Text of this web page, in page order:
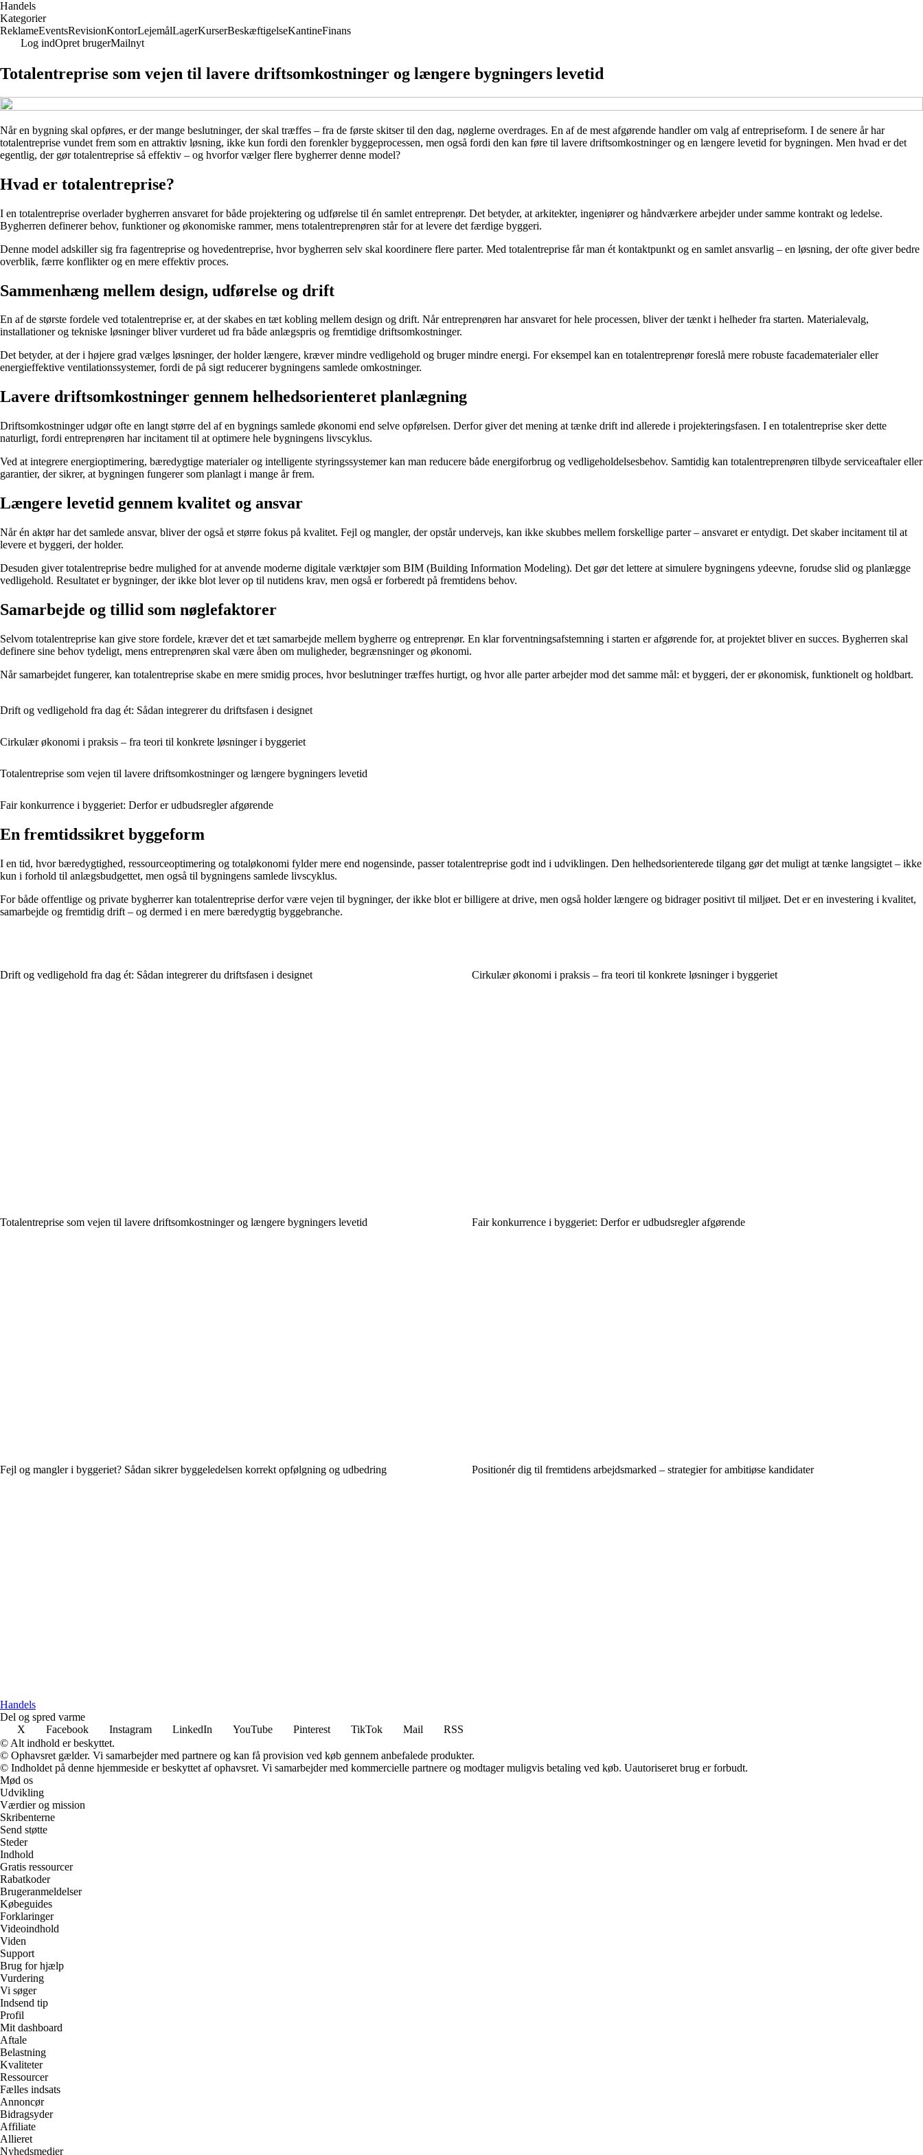
Handels
Kategorier
ReklameEventsRevisionKontorLejemålLagerKurserBeskæftigelseKantineFinans
Log indOpret brugerMailnyt
Totalentreprise som vejen til lavere driftsomkostninger og længere bygningers levetid
Når en bygning skal opføres, er der mange beslutninger, der skal træffes – fra de første skitser til den dag, nøglerne overdrages. En af de mest afgørende handler om valg af entrepriseform. I de senere år har
totalentreprise vundet frem som en attraktiv løsning, ikke kun fordi den forenkler byggeprocessen, men også fordi den kan føre til lavere driftsomkostninger og en længere levetid for bygningen. Men hvad er det
egentlig, der gør totalentreprise så effektiv – og hvorfor vælger flere bygherrer denne model?
Hvad er totalentreprise?
I en totalentreprise overlader bygherren ansvaret for både projektering og udførelse til én samlet entreprenør. Det betyder, at arkitekter, ingeniører og håndværkere arbejder under samme kontrakt og ledelse.
Bygherren definerer behov, funktioner og økonomiske rammer, mens totalentreprenøren står for at levere det færdige byggeri.
Denne model adskiller sig fra fagentreprise og hovedentreprise, hvor bygherren selv skal koordinere flere parter. Med totalentreprise får man ét kontaktpunkt og en samlet ansvarlig – en løsning, der ofte giver bedre
overblik, færre konflikter og en mere effektiv proces.
Sammenhæng mellem design, udførelse og drift
En af de største fordele ved totalentreprise er, at der skabes en tæt kobling mellem design og drift. Når entreprenøren har ansvaret for hele processen, bliver der tænkt i helheder fra starten. Materialevalg,
installationer og tekniske løsninger bliver vurderet ud fra både anlægspris og fremtidige driftsomkostninger.
Det betyder, at der i højere grad vælges løsninger, der holder længere, kræver mindre vedligehold og bruger mindre energi. For eksempel kan en totalentreprenør foreslå mere robuste facadematerialer eller
energieffektive ventilationssystemer, fordi de på sigt reducerer bygningens samlede omkostninger.
Lavere driftsomkostninger gennem helhedsorienteret planlægning
Driftsomkostninger udgør ofte en langt større del af en bygnings samlede økonomi end selve opførelsen. Derfor giver det mening at tænke drift ind allerede i projekteringsfasen. I en totalentreprise sker dette
naturligt, fordi entreprenøren har incitament til at optimere hele bygningens livscyklus.
Ved at integrere energioptimering, bæredygtige materialer og intelligente styringssystemer kan man reducere både energiforbrug og vedligeholdelsesbehov. Samtidig kan totalentreprenøren tilbyde serviceaftaler eller
garantier, der sikrer, at bygningen fungerer som planlagt i mange år frem.
Længere levetid gennem kvalitet og ansvar
Når én aktør har det samlede ansvar, bliver der også et større fokus på kvalitet. Fejl og mangler, der opstår undervejs, kan ikke skubbes mellem forskellige parter – ansvaret er entydigt. Det skaber incitament til at
levere et byggeri, der holder.
Desuden giver totalentreprise bedre mulighed for at anvende moderne digitale værktøjer som BIM (Building Information Modeling). Det gør det lettere at simulere bygningens ydeevne, forudse slid og planlægge
vedligehold. Resultatet er bygninger, der ikke blot lever op til nutidens krav, men også er forberedt på fremtidens behov.
Samarbejde og tillid som nøglefaktorer
Selvom totalentreprise kan give store fordele, kræver det et tæt samarbejde mellem bygherre og entreprenør. En klar forventningsafstemning i starten er afgørende for, at projektet bliver en succes. Bygherren skal
definere sine behov tydeligt, mens entreprenøren skal være åben om muligheder, begrænsninger og økonomi.
Når samarbejdet fungerer, kan totalentreprise skabe en mere smidig proces, hvor beslutninger træffes hurtigt, og hvor alle parter arbejder mod det samme mål: et byggeri, der er økonomisk, funktionelt og holdbart.
Drift og vedligehold fra dag ét: Sådan integrerer du driftsfasen i designet
Cirkulær økonomi i praksis – fra teori til konkrete løsninger i byggeriet
Totalentreprise som vejen til lavere driftsomkostninger og længere bygningers levetid
Fair konkurrence i byggeriet: Derfor er udbudsregler afgørende
En fremtidssikret byggeform
I en tid, hvor bæredygtighed, ressourceoptimering og totaløkonomi fylder mere end nogensinde, passer totalentreprise godt ind i udviklingen. Den helhedsorienterede tilgang gør det muligt at tænke langsigtet – ikke
kun i forhold til anlægsbudgettet, men også til bygningens samlede livscyklus.
For både offentlige og private bygherrer kan totalentreprise derfor være vejen til bygninger, der ikke blot er billigere at drive, men også holder længere og bidrager positivt til miljøet. Det er en investering i kvalitet,
samarbejde og fremtidig drift – og dermed i en mere bæredygtig byggebranche.
Drift og vedligehold fra dag ét: Sådan integrerer du driftsfasen i designet Cirkulær økonomi i praksis – fra teori til konkrete løsninger i byggeriet
Totalentreprise som vejen til lavere driftsomkostninger og længere bygningers levetid Fair konkurrence i byggeriet: Derfor er udbudsregler afgørende
Fejl og mangler i byggeriet? Sådan sikrer byggeledelsen korrekt opfølgning og udbedring Positionér dig til fremtidens arbejdsmarked – strategier for ambitiøse kandidater
Handels
Del og spred varme
X
Facebook Instagram LinkedIn YouTube Pinterest TikTok Mail
RSS
© Alt indhold er beskyttet.
© Ophavsret gælder. Vi samarbejder med partnere og kan få provision ved køb gennem anbefalede produkter.
© Indholdet på denne hjemmeside er beskyttet af ophavsret. Vi samarbejder med kommercielle partnere og modtager muligvis betaling ved køb. Uautoriseret brug er forbudt.
Mød os
Udvikling
Værdier og mission
Skribenterne
Send støtte
Steder
Indhold
Gratis ressourcer
Rabatkoder
Brugeranmeldelser
Købeguides
Forklaringer
Videoindhold
Viden
Support
Brug for hjælp
Vurdering
Vi søger
Indsend tip
Profil
Mit dashboard
Aftale
Belastning
Kvaliteter
Ressourcer
Fælles indsats
Annoncør
Bidragsyder
Affiliate
Allieret
Nyhedsmedier